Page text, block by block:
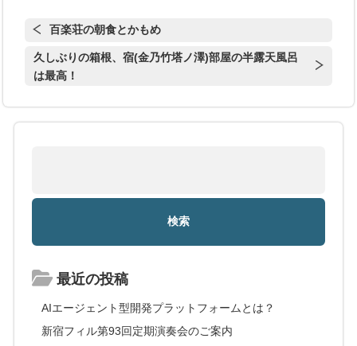
百楽荘の朝食とかもめ
久しぶりの箱根、宿(金乃竹塔ノ澤)部屋の半露天風呂
は最高！
最近の投稿
AIエージェント型開発プラットフォームとは？
新宿フィル第93回定期演奏会のご案内